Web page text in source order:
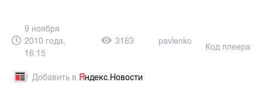
9 ноября
2010 года,
16:15
3163 pavlenko
Код плеера
Добавить в Яндекс.Новости